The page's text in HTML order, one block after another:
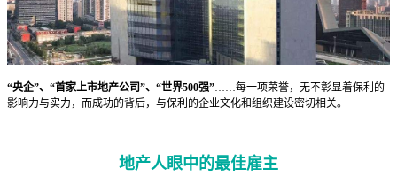
“央企”、“首家上市地产公司”、“世界500强” ……每一项荣誉，无不彰显着保利的
影响力与实力，而成功的背后，与保利的企业文化和组织建设密切相关。
地产人眼中的最佳雇主